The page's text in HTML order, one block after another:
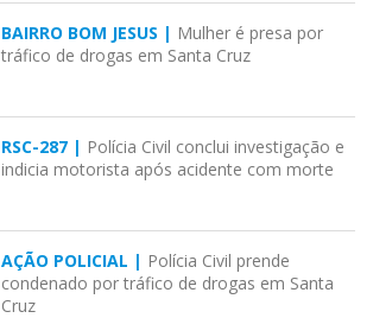
BAIRRO BOM JESUS | Mulher é presa por
tráfico de drogas em Santa Cruz
RSC-287 | Polícia Civil conclui investigação e
indicia motorista após acidente com morte
AÇÃO POLICIAL | Polícia Civil prende
condenado por tráfico de drogas em Santa
Cruz